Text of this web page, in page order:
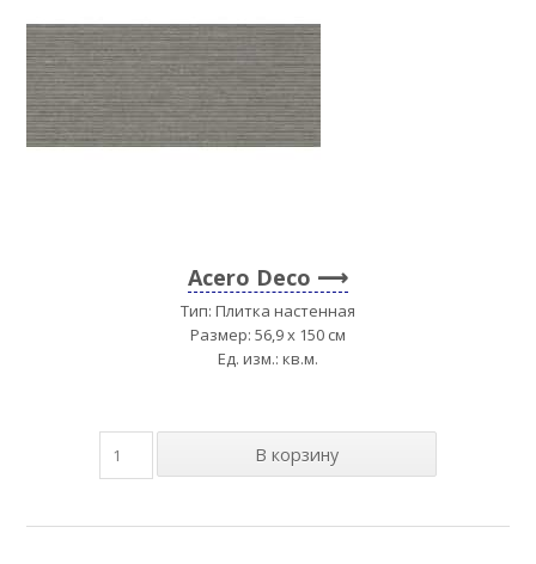
Acero Deco
Тип: Плитка настенная
Размер: 56,9 x 150 см
Ед. изм.: кв.м.